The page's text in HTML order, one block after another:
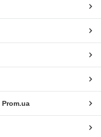
Prom.ua